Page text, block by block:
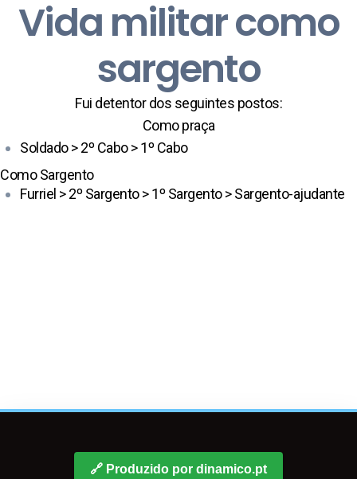
Vida militar como
sargento
Fui detentor dos seguintes postos:
Como praça
Soldado > 2º Cabo > 1º Cabo
Como Sargento
Furriel > 2º Sargento > 1º Sargento > Sargento-ajudante
🔗 Produzido por dinamico.pt